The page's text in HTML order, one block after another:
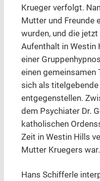
Krueger verfolgt.
Mutter und Freunde
wurden, und die
Aufenthalt in Westin
einer
einen gemeinsamen
sich als titelgebende
entgegenstellen.
dem Psychiater Dr.
katholischen
Zeit in Westin Hills
Mutter Kruegers war.
Hans Schifferle